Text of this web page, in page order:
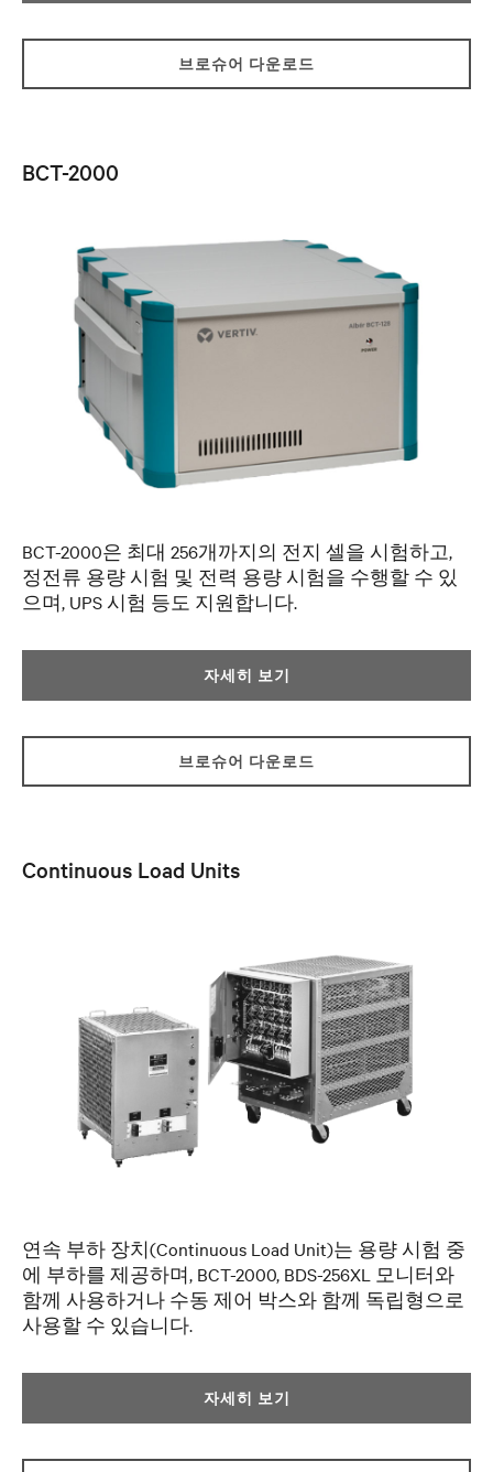
브로슈어 다운로드
BCT-2000
BCT-2000은 최대 256개까지의 전지 셀을 시험하고,
정전류 용량 시험 및 전력 용량 시험을 수행할 수 있
으며, UPS 시험 등도 지원합니다.
자세히 보기
브로슈어 다운로드
Continuous Load Units
연속 부하 장치(Continuous Load Unit)는 용량 시험 중
에 부하를 제공하며, BCT-2000, BDS-256XL 모니터와
함께 사용하거나 수동 제어 박스와 함께 독립형으로
사용할 수 있습니다.
자세히 보기